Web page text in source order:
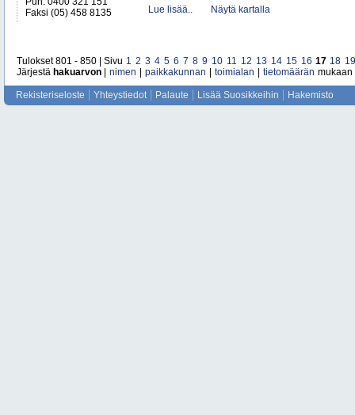
Faksi (05) 458 8135
Lue lisää..
Näytä kartalla
Tulokset 801 - 850 | Sivu 1 2 3 4 5 6 7 8 9 10 11 12 13 14 15 16 17 18 19
Järjestä hakuarvon nimen paikkakunnan toimialan tietomäärän mukaan
Rekisteriseloste Yhteystiedot Palaute Lisää Suosikkeihin Hakemisto